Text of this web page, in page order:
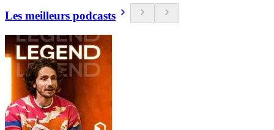
Les meilleurs podcasts